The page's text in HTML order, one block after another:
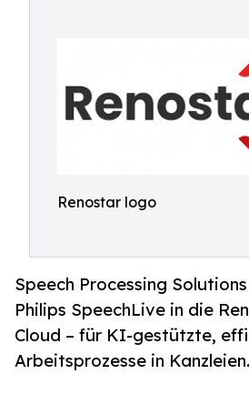
Renostar logo
Speech Processing
Philips SpeechLive in die
Cloud – für KI-gestützte,
Arbeitsprozesse in Kanzleien.